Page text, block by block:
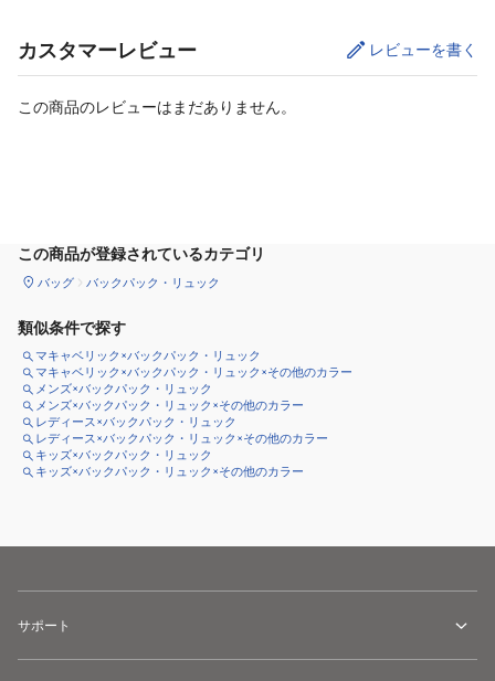
カスタマーレビュー レビューを書く
この商品のレビューはまだありません。
この商品が登録されているカテゴリ
バッグ バックパック・リュック
類似条件で探す
マキャベリック×バックパック・リュック
マキャベリック×バックパック・リュック×その他のカラー
メンズ×バックパック・リュック
メンズ×バックパック・リュック×その他のカラー
レディース×バックパック・リュック
レディース×バックパック・リュック×その他のカラー
キッズ×バックパック・リュック
キッズ×バックパック・リュック×その他のカラー
サポート